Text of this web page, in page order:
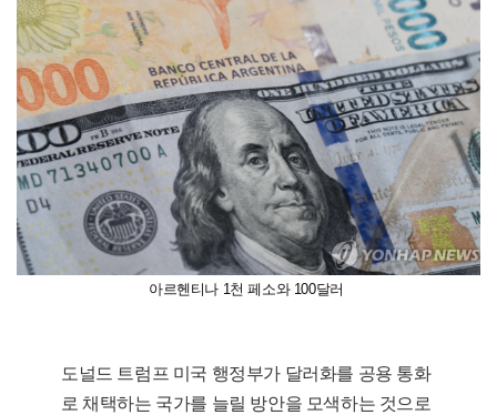
아르헨티나 1천 페소와 100달러
도널드 트럼프 미국 행정부가 달러화를 공용 통화
로 채택하는 국가를 늘릴 방안을 모색하는 것으로